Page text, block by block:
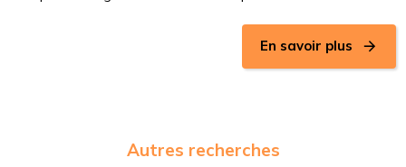
En savoir plus
Autres recherches